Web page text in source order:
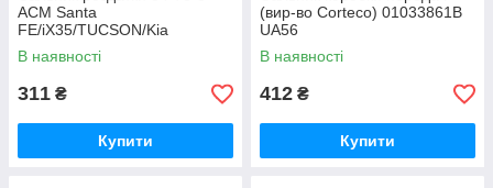
ACM Santa
FE/iX35/TUCSON/Kia
Sportage (вир-во Corteco)
01031574B UA56
В наявності
311 ₴
Купити
(вир-во Corteco) 01033861B
UA56
В наявності
412 ₴
Купити